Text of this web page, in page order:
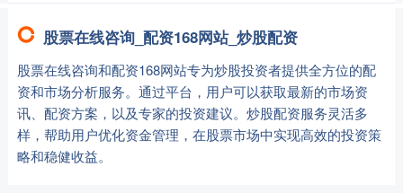
股票在线咨询_配资168网站_炒股配资
股票在线咨询和配资168网站专为炒股投资者提供全方位的配
资和市场分析服务。通过平台，用户可以获取最新的市场资
讯、配资方案，以及专家的投资建议。炒股配资服务灵活多
样，帮助用户优化资金管理，在股票市场中实现高效的投资策
略和稳健收益。